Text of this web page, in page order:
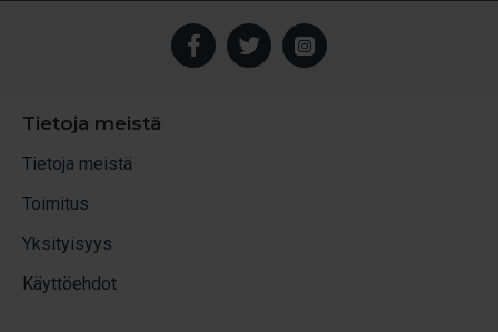
Tietoja meistä
Tietoja meistä
Toimitus
Yksityisyys
Käyttöehdot